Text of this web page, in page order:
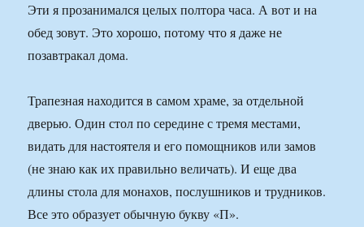
Эти я прозанимался целых полтора часа. А вот и на
обед зовут. Это хорошо, потому что я даже не
позавтракал дома.
Трапезная находится в самом храме, за отдельной
дверью. Один стол по середине с тремя местами,
видать для настоятеля и его помощников или замов
(не знаю как их правильно величать). И еще два
длины стола для монахов, послушников и трудников.
Все это образует обычную букву «П».